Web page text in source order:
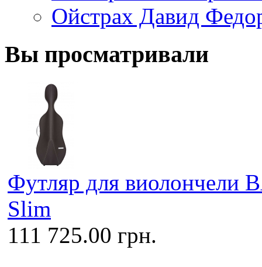
Ойстрах Давид
Вы просматривали
Футляр для виолончели
Slim
111 725.00 грн.